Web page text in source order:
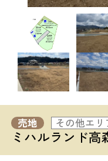
売地 その他エリ
ミハルランド高